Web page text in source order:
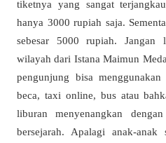
tiketnya yang sangat
hanya 3000 rupiah saja.
sebesar 5000 rupiah. Jangan
wilayah dari Istana Maimun
pengunjung bisa
beca, taxi online, bus atau
liburan menyenangkan
bersejarah. Apalagi anak-